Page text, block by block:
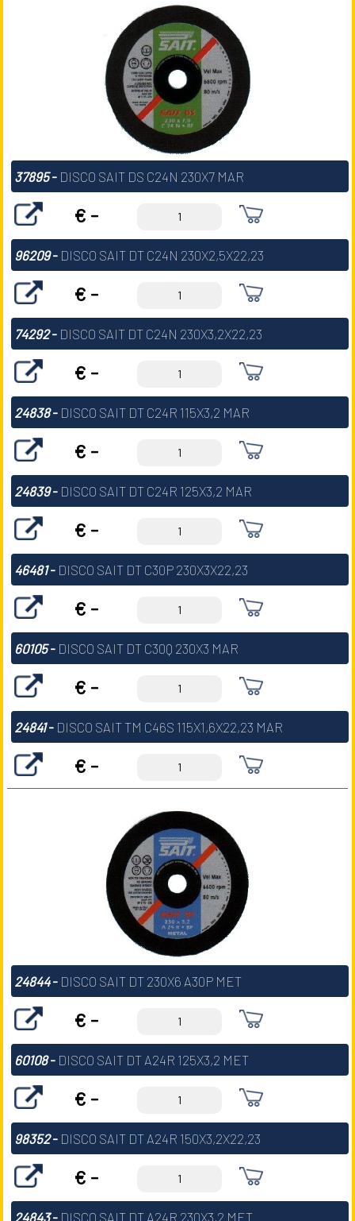
37895- DISCO SAIT DS C24N 230X7 MAR
€ -
96209- DISCO SAIT DT C24N 230X2,5X22,23
€ -
74292- DISCO SAIT DT C24N 230X3,2X22,23
€ -
24838- DISCO SAIT DT C24R 115X3,2 MAR
€ -
24839- DISCO SAIT DT C24R 125X3,2 MAR
€ -
46481- DISCO SAIT DT C30P 230X3X22,23
€ -
60105- DISCO SAIT DT C30Q 230X3 MAR
€ -
24841- DISCO SAIT TM C46S 115X1,6X22,23 MAR
€ -
24844- DISCO SAIT DT 230X6 A30P MET
€ -
60108- DISCO SAIT DT A24R 125X3,2 MET
€ -
98352- DISCO SAIT DT A24R 150X3,2X22,23
€ -
24843- DISCO SAIT DT A24R 230X3,2 MET